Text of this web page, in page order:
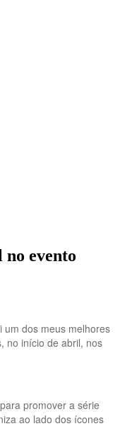
evento
um dos meus melhores
no início de abril, nos
promover a série
ao lado dos ícones